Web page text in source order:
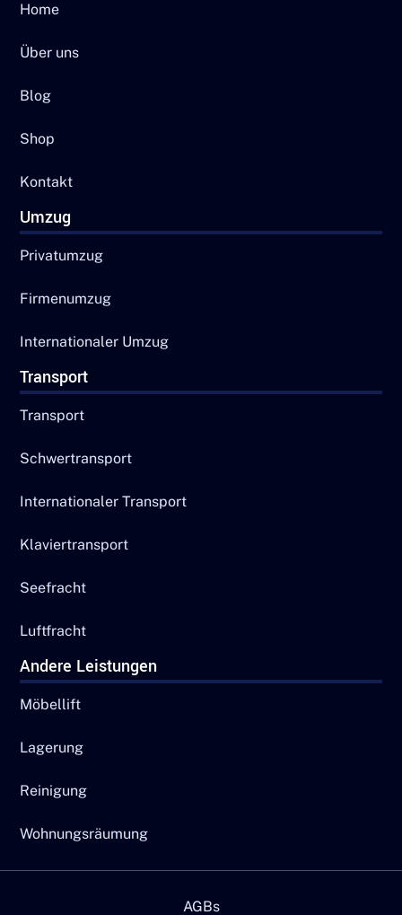
Home
Über uns
Blog
Shop
Kontakt
Umzug
Privatumzug
Firmenumzug
Internationaler Umzug
Transport
Transport
Schwertransport
Internationaler Transport
Klaviertransport
Seefracht
Luftfracht
Andere Leistungen
Möbellift
Lagerung
Reinigung
Wohnungsräumung
AGBs